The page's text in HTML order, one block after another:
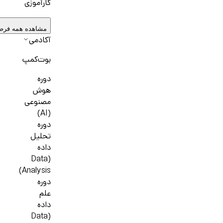
کارآموزی
مشاهده همه
آکادمی
بوت‌کمپ
دوره
هوش
مصنوعی
(AI)
دوره
تحلیل
داده
(Data
Analysis)
دوره
علم
داده
(Data